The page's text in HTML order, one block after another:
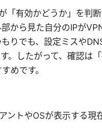
「有効かどうか」を判
から見た自分のIPが
りでも、設定ミスや
。したがって、確認は
めです。
トやOSが表示する現